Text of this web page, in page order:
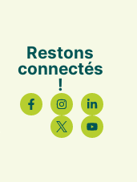
Restons
connectés
!